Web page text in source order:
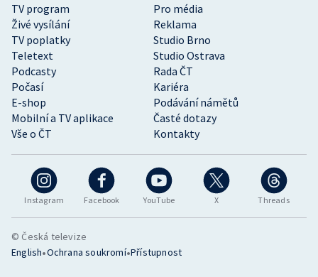
Instagram Facebook YouTube X Threads
TV program
Pro média
Živé vysílání
Reklama
TV poplatky
Studio Brno
Teletext
Studio Ostrava
Podcasty
Rada ČT
Počasí
Kariéra
E-shop
Podávání námětů
Mobilní a TV aplikace
Časté dotazy
Vše o ČT
Kontakty
© Česká televize
English•Ochrana soukromí•Přístupnost